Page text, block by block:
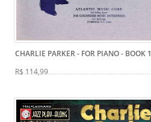
CHARLIE PARKER - FOR PIANO - BOOK 1
R$ 114,99